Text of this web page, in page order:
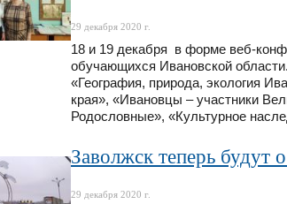
29 декабря 2020 г.
18 и 19 декабря в форме веб-
обучающихся Ивановской
«География, природа, экология
края», «Ивановцы – участники
Родословные», «Культурное
Заволжск теперь будут
29 декабря 2020 г.